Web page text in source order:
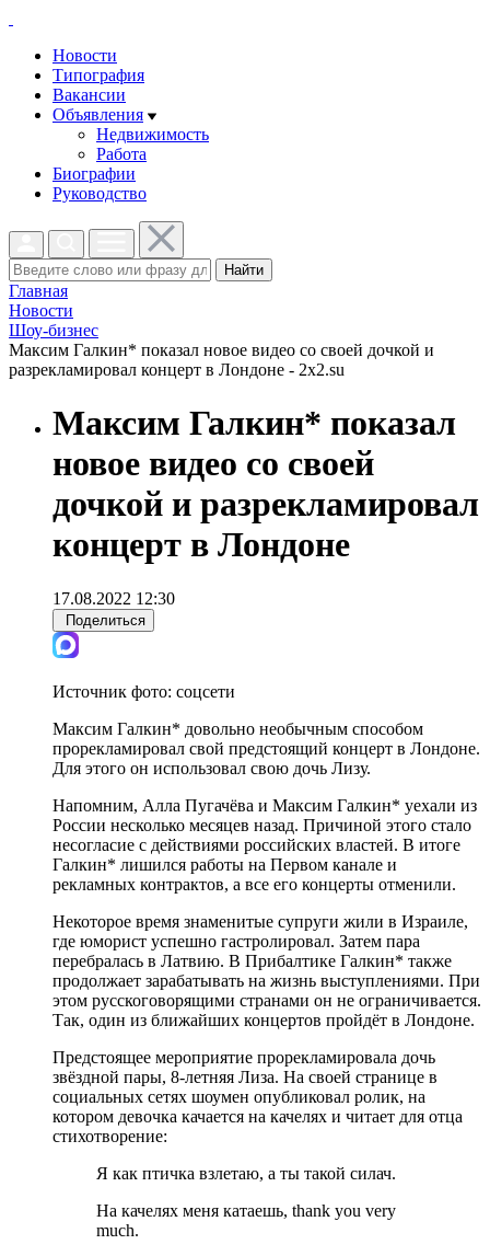
Новости
Типография
Вакансии
Объявления
Недвижимость
Работа
Биографии
Руководство
Найти
Главная
Новости
Шоу-бизнес
Максим Галкин* показал новое видео со своей дочкой и
разрекламировал концерт в Лондоне - 2x2.su
Максим Галкин* показал
новое видео со своей
дочкой и разрекламировал
концерт в Лондоне
17.08.2022 12:30
Поделиться
Источник фото: соцсети
Максим Галкин* довольно необычным способом
прорекламировал свой предстоящий концерт в Лондоне.
Для этого он использовал свою дочь Лизу.
Напомним, Алла Пугачёва и Максим Галкин* уехали из
России несколько месяцев назад. Причиной этого стало
несогласие с действиями российских властей. В итоге
Галкин* лишился работы на Первом канале и
рекламных контрактов, а все его концерты отменили.
Некоторое время знаменитые супруги жили в Израиле,
где юморист успешно гастролировал. Затем пара
перебралась в Латвию. В Прибалтике Галкин* также
продолжает зарабатывать на жизнь выступлениями. При
этом русскоговорящими странами он не ограничивается.
Так, один из ближайших концертов пройдёт в Лондоне.
Предстоящее мероприятие прорекламировала дочь
звёздной пары, 8-летняя Лиза. На своей странице в
социальных сетях шоумен опубликовал ролик, на
котором девочка качается на качелях и читает для отца
стихотворение:
Я как птичка взлетаю, а ты такой силач.
На качелях меня катаешь, thank you very
much.